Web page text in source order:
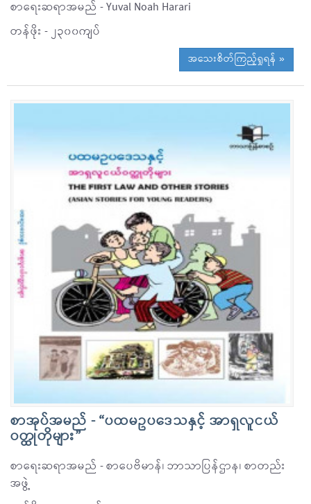
စာရေးဆရာအမည် - Yuval Noah Harari
တန်ဖိုး - ၂၃၀၀ကျပ်
အသေးစိတ်ကြည့်ရှုရန် »
စာအုပ်အမည် - “ပထမဥပဒေသနှင့် အာရှလူငယ်
ဝတ္ထုတိုများ”
စာရေးဆရာအမည် - စာပေဗိမာန်၊ ဘာသာပြန်ဌာန၊ စာတည်း
အဖွဲ့